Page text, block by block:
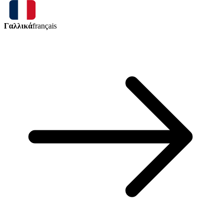
Γαλλικάfrançais